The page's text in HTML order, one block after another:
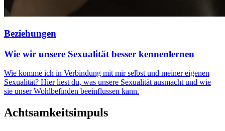
Beziehungen
Wie wir unsere Sexualität besser kennenlernen
Wie komme ich in Verbindung mit mir selbst und meiner eigenen
Sexualität? Hier liest du, was unsere Sexualität ausmacht und wie
sie unser Wohlbefinden beeinflussen kann.
Achtsamkeitsimpuls